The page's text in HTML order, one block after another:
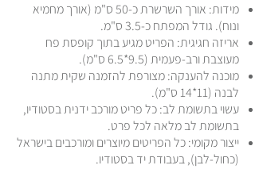
מידות: אורך השרשרת כ-50 ס"מ (אורך מחמיא
ונוח). גודל המפתח כ-3.5 ס"מ.
אריזה חגיגית: הפריט מגיע בתוך קופסת פח
מעוצבת ורב-פעמית (9.5*6.5 ס"מ).
מוכנה להענקה: מצורפת להזמנה שקית מתנה
לבנה (11*14 ס"מ).
עשוי בתשומת לב: כל פריט מורכב ידנית בסטודיו,
בתשומת לב מלאה לכל פרט.
ייצור מקומי: כל הפריטים מיוצרים ומורכבים בישראל
(כחול-לבן), בעבודת יד בסטודיו.